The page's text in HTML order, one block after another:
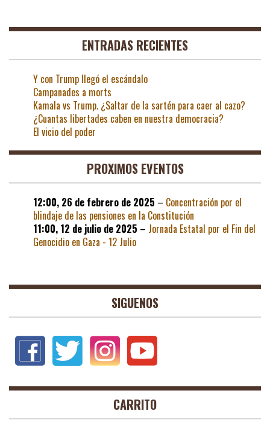
ENTRADAS RECIENTES
Y con Trump llegó el escándalo
Campanades a morts
Kamala vs Trump. ¿Saltar de la sartén para caer al cazo?
¿Cuantas libertades caben en nuestra democracia?
El vicio del poder
PROXIMOS EVENTOS
12:00, 26 de febrero de 2025 – Concentración por el
blindaje de las pensiones en la Constitución
11:00, 12 de julio de 2025 – Jornada Estatal por el Fin del
Genocidio en Gaza - 12 Julio
SIGUENOS
CARRITO